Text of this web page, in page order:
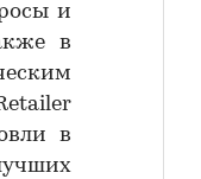
и
в
в